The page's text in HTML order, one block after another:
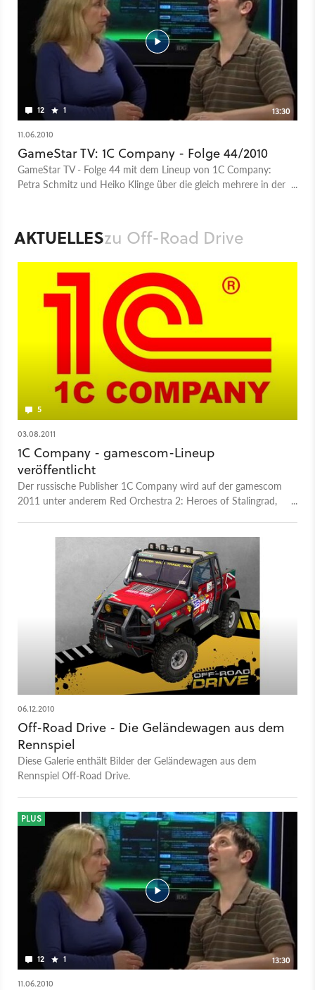
12 1 13:30
11.06.2010
GameStar TV: 1C Company - Folge 44/2010
GameStar TV - Folge 44 mit dem Lineup von 1C Company:
Petra Schmitz und Heiko Klinge über die gleich mehrere in der
AKTUELLESzu Off-Road Drive
5
03.08.2011
1C Company - gamescom-Lineup
veröffentlicht
Der russische Publisher 1C Company wird auf der gamescom
2011 unter anderem Red Orchestra 2: Heroes of Stalingrad,
06.12.2010
Off-Road Drive - Die Geländewagen aus dem
Rennspiel
Diese Galerie enthält Bilder der Geländewagen aus dem
Rennspiel Off-Road Drive.
12 1 13:30
PLUS
11.06.2010